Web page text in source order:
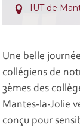
IUT de
Une belle
collégiens de
3èmes des
Mantes-la-Jolie
conçu pour